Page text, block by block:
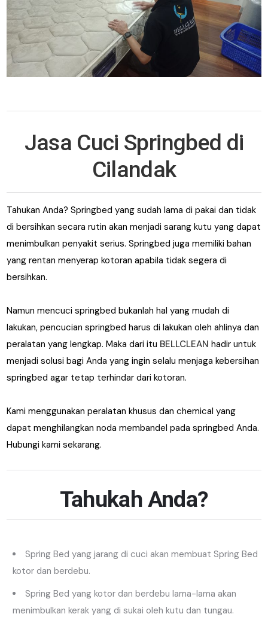
Jasa Cuci Springbed di
Cilandak
Tahukan Anda? Springbed yang sudah lama di pakai dan tidak
di bersihkan secara rutin akan menjadi sarang kutu yang dapat
menimbulkan penyakit serius. Springbed juga memiliki bahan
yang rentan menyerap kotoran apabila tidak segera di
bersihkan.
Namun mencuci springbed bukanlah hal yang mudah di
lakukan, pencucian springbed harus di lakukan oleh ahlinya dan
peralatan yang lengkap. Maka dari itu BELLCLEAN hadir untuk
menjadi solusi bagi Anda yang ingin selalu menjaga kebersihan
springbed agar tetap terhindar dari kotoran.
Kami menggunakan peralatan khusus dan chemical yang
dapat menghilangkan noda membandel pada springbed Anda.
Hubungi kami sekarang.
Tahukah Anda?
Spring Bed yang jarang di cuci akan membuat Spring Bed
kotor dan berdebu.
Spring Bed yang kotor dan berdebu lama-lama akan
menimbulkan kerak yang di sukai oleh kutu dan tungau.